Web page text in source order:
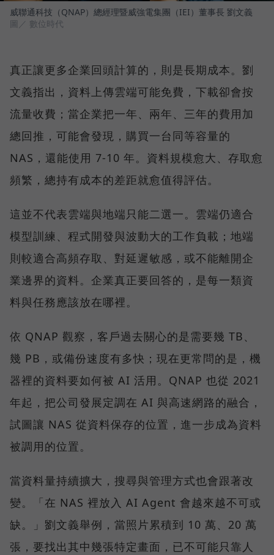
威聯通科技（QNAP）總經理暨威強電集團（IEI）董事長 劉文義
圖／ 數位時代
真正讓更多企業回頭計算的，則是長期成本。劉
文義指出，資料上傳雲端可能免費，下載卻會按
流量收費；當企業把一年、兩年、三年的費用加
總回推，可能會發現，購買一台同等容量的
NAS，還能使用 7-10 年。資料規模愈大、存取愈
頻繁，總持有成本的差距就愈值得評估。
這並不代表雲端與地端只能二選一。雲端仍適合
模型訓練、程式開發與波動大的工作負載；地端
則較適合高頻存取、對延遲敏感，或不能離開企
業邊界的資料。企業真正要回答的，是每一類資
料與任務應該放在哪裡。
依 QNAP 觀察，客戶過去關心的是需要幾 TB、
幾 PB，或備份速度有多快；現在更常問的是，機
器裡的資料要如何被 AI 活用。QNAP 也從 2021
年起，把公司發展定調在 AI 與高速網路的融合，
試圖讓 NAS 從資料保存的位置，進一步成為資料
被調用的位置。
當資料量持續擴大，搜尋與管理方式也會跟著改
變。「在 NAS 裡放入 AI Agent 會越來越不可或
缺。」劉文義舉例，當照片累積到 10 萬、20 萬
張，要找出其中幾張特定畫面，已不可能只靠人